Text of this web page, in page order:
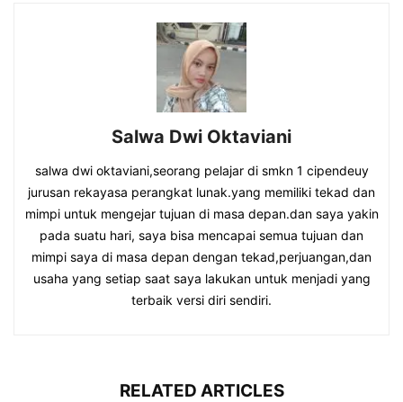
Salwa Dwi Oktaviani
salwa dwi oktaviani,seorang pelajar di smkn 1 cipendeuy
jurusan rekayasa perangkat lunak.yang memiliki tekad dan
mimpi untuk mengejar tujuan di masa depan.dan saya yakin
pada suatu hari, saya bisa mencapai semua tujuan dan
mimpi saya di masa depan dengan tekad,perjuangan,dan
usaha yang setiap saat saya lakukan untuk menjadi yang
terbaik versi diri sendiri.
RELATED ARTICLES